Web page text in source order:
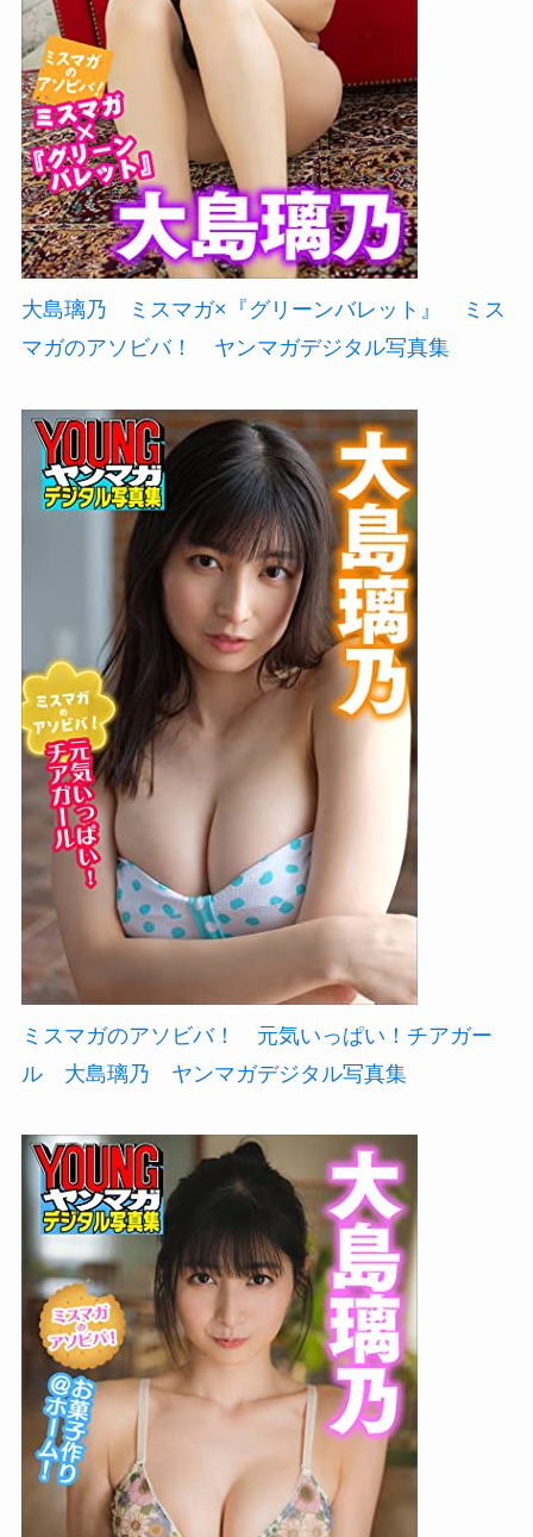
大島璃乃 ミスマガ×『グリーンバレット』 ミス
マガのアソビバ！ ヤンマガデジタル写真集
ミスマガのアソビバ！ 元気いっぱい！チアガー
ル 大島璃乃 ヤンマガデジタル写真集